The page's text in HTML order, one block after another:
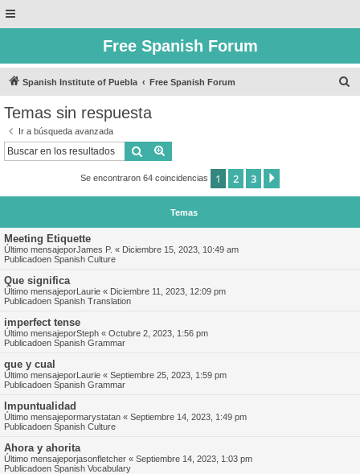
Free Spanish Forum
Spanish Institute of Puebla Free Spanish Forum
Temas sin respuesta
Ir a búsqueda avanzada
Buscar
Se encontraron 64 coincidencias 1 2 3
Temas
Meeting Etiquette
Último mensajeporJames P. « Diciembre 15, 2023, 10:49 am
Publicadoen Spanish Culture
Que significa
Último mensajeporLaurie « Diciembre 11, 2023, 12:09 pm
Publicadoen Spanish Translation
imperfect tense
Último mensajeporSteph « Octubre 2, 2023, 1:56 pm
Publicadoen Spanish Grammar
que y cual
Último mensajeporLaurie « Septiembre 25, 2023, 1:59 pm
Publicadoen Spanish Grammar
Impuntualidad
Último mensajepormarystatan « Septiembre 14, 2023, 1:49 pm
Publicadoen Spanish Culture
Ahora y ahorita
Último mensajeporjasonfletcher « Septiembre 14, 2023, 1:03 pm
Publicadoen Spanish Vocabulary